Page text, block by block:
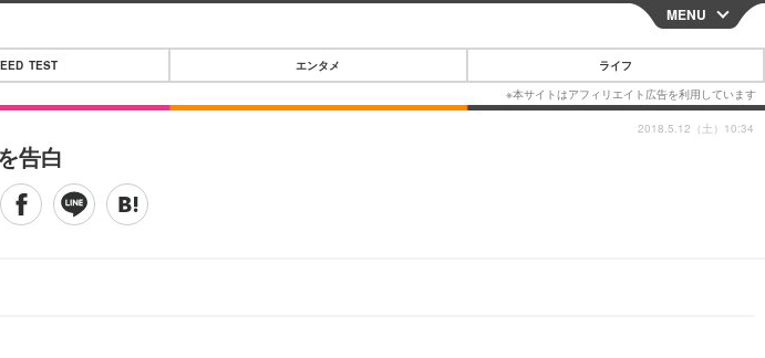
CLOSE
MENU
TEST エンタメ ライフ
告白
2018.5.12（土）10:34